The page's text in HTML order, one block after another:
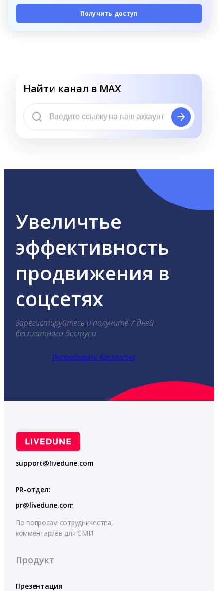
Получить доступ
Найти канал в MAX
Увеличтье
эффективность
продвижения в
соцсетях
Зарегистируйтесь и получите 7 дней
бесплатного доступа.
Попробовать бесплатно
support@livedune.com
PR-отдел:
pr@livedune.com
По вопросам сотрудничества,
комментариев для СМИ
Продукт
Презентация